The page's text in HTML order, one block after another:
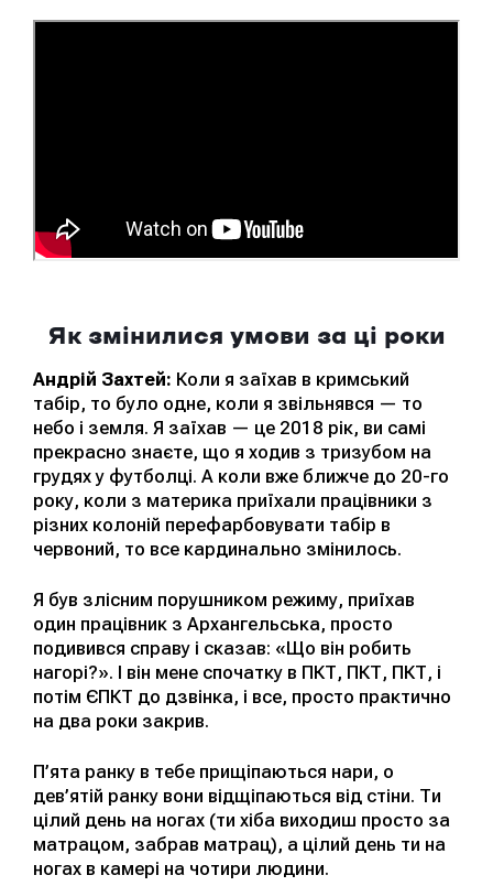
Як змінилися умови за ці роки
Андрій Захтей: Коли я заїхав в кримський
табір, то було одне, коли я звільнявся — то
небо і земля. Я заїхав — це 2018 рік, ви самі
прекрасно знаєте, що я ходив з тризубом на
грудях у футболці. А коли вже ближче до 20-го
року, коли з материка приїхали працівники з
різних колоній перефарбовувати табір в
червоний, то все кардинально змінилось.
Я був злісним порушником режиму, приїхав
один працівник з Архангельська, просто
подивився справу і сказав: «Що він робить
нагорі?». І він мене спочатку в ПКТ, ПКТ, ПКТ, і
потім ЄПКТ до дзвінка, і все, просто практично
на два роки закрив.
П’ята ранку в тебе прищіпаються нари, о
дев’ятій ранку вони відщіпаються від стіни. Ти
цілий день на ногах (ти хіба виходиш просто за
матрацом, забрав матрац), а цілий день ти на
ногах в камері на чотири людини.